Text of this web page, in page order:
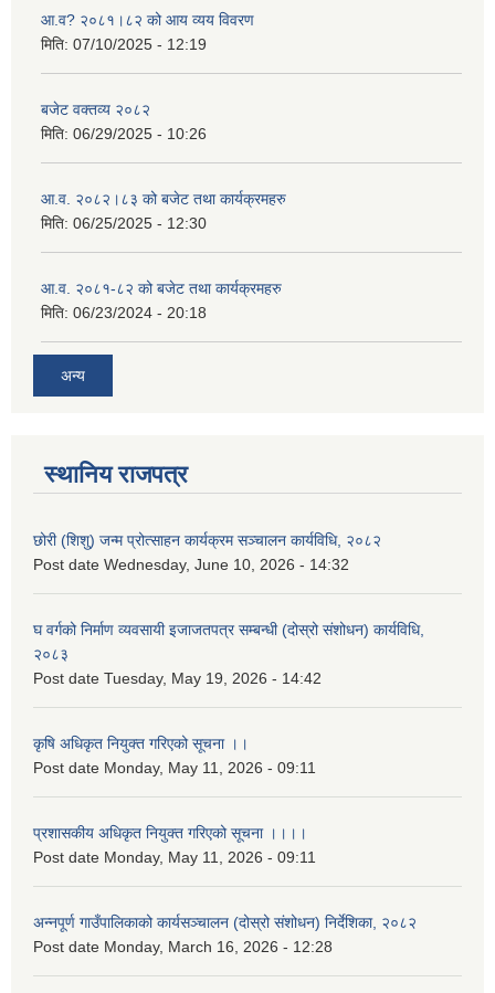
आ.व? २०८१।८२ को आय व्यय विवरण
मिति: 07/10/2025 - 12:19
बजेट वक्तव्य २०८२
मिति: 06/29/2025 - 10:26
आ.व. २०८२।८३ को बजेट तथा कार्यक्रमहरु
मिति: 06/25/2025 - 12:30
आ.व. २०८१-८२ को बजेट तथा कार्यक्रमहरु
मिति: 06/23/2024 - 20:18
अन्य
स्थानिय राजपत्र
छोरी (शिशु) जन्म प्रोत्साहन कार्यक्रम सञ्चालन कार्यविधि, २०८२
Post date Wednesday, June 10, 2026 - 14:32
घ वर्गको निर्माण व्यवसायी इजाजतपत्र सम्बन्धी (दोस्रो संशोधन) कार्यविधि,
२०८३
Post date Tuesday, May 19, 2026 - 14:42
कृषि अधिकृत नियुक्त गरिएको सूचना ।।
Post date Monday, May 11, 2026 - 09:11
प्रशासकीय अधिकृत नियुक्त गरिएको सूचना ।।।।
Post date Monday, May 11, 2026 - 09:11
अन्नपूर्ण गाउँपालिकाको कार्यसञ्चालन (दोस्रो संशोधन) निर्देशिका, २०८२
Post date Monday, March 16, 2026 - 12:28